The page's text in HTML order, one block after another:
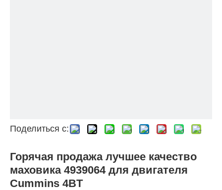
Поделиться с:
Горячая продажа лучшее качество
маховика 4939064 для двигателя
Cummins 4BT